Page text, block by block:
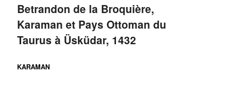
Betrandon de la Broquière,
Karaman et Pays Ottoman du
Taurus à Üsküdar, 1432
KARAMAN